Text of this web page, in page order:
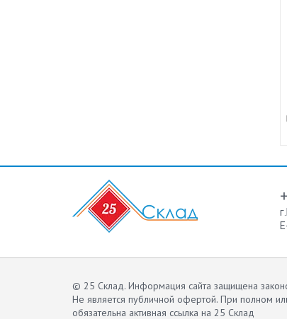
© 25 Склад. Информация сайта защищена
Не является публичной офертой. При полном
обязательна активная ссылка на 25 Склад